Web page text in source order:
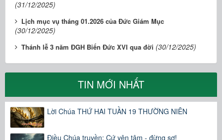
(31/12/2025)
Lịch mục vụ tháng 01.2026 của Đức Giám Mục
(30/12/2025)
Thánh lễ 3 năm ĐGH Biển Đức XVI qua đời (30/12/2025)
TIN MỚI NHẤT
Lời Chúa THỨ HAI TUẦN 19 THƯỜNG NIÊN
Điều Chúa truyền: Cứ yên tâm - đừng sợ!